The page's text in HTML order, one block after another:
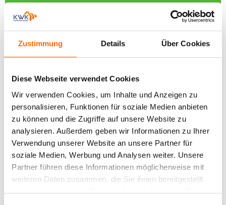
Zustimmung Details Über Cookies
Diese Webseite verwendet Cookies
Wir verwenden Cookies, um Inhalte und Anzeigen zu
personalisieren, Funktionen für soziale Medien anbieten
zu können und die Zugriffe auf unsere Website zu
analysieren. Außerdem geben wir Informationen zu Ihrer
Verwendung unserer Website an unsere Partner für
soziale Medien, Werbung und Analysen weiter. Unsere
Partner führen diese Informationen möglicherweise mit
weiteren Daten zusammen, die Sie ihnen bereitgestellt
haben oder die sie im Rahmen Ihrer Nutzung der Dienste
Technische Informationen Farben
Bautiefe
179
Ug – Wärmedurchgangskoeffizient für Glasscheiben
Glas im Standard
aus PVC mit
aus Holz
aus Aluminium
Falttüren
PSK-
Türen
PSK-
aus
Holz